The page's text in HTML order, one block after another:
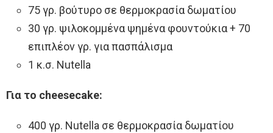
75 γρ. βούτυρο σε θερμοκρασία δωματίου
30 γρ. ψιλοκομμένα ψημένα φουντούκια + 70
επιπλέον γρ. για πασπάλισμα
1 κ.σ. Nutella
Για το cheesecake:
400 γρ. Nutella σε θερμοκρασία δωματίου